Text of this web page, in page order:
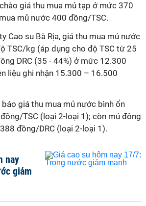
giá thu mua mủ tạp ở mức 370
mủ nước 400 đồng/TSC.
Cao su Bà Rịa, giá thu mua mủ nước
TSC/kg (áp dụng cho độ TSC từ 25
DRC (35 - 44%) ở mức 12.300
liệu ghi nhận 15.300 – 16.500
báo giá thu mua mủ nước bình ổn
TSC (loại 2-loại 1); còn mủ đông
đồng/DRC (loại 2-loại 1).
nay
giảm